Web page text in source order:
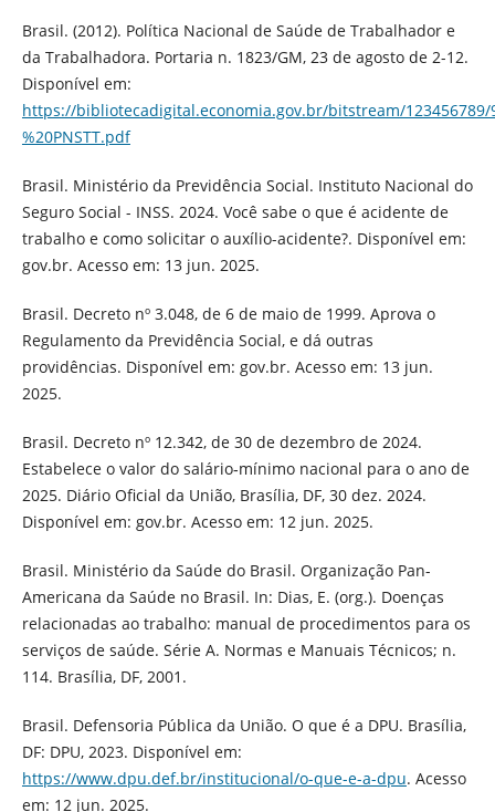
Brasil. (2012). Política Nacional de Saúde de Trabalhador e
da Trabalhadora. Portaria n. 1823/GM, 23 de agosto de 2-12.
Disponível em:
https://bibliotecadigital.economia.gov.br/bitstream/123456789/
%20PNSTT.pdf
Brasil. Ministério da Previdência Social. Instituto Nacional do
Seguro Social - INSS. 2024. Você sabe o que é acidente de
trabalho e como solicitar o auxílio-acidente?. Disponível em:
gov.br. Acesso em: 13 jun. 2025.
Brasil. Decreto nº 3.048, de 6 de maio de 1999. Aprova o
Regulamento da Previdência Social, e dá outras
providências. Disponível em: gov.br. Acesso em: 13 jun.
2025.
Brasil. Decreto nº 12.342, de 30 de dezembro de 2024.
Estabelece o valor do salário‑mínimo nacional para o ano de
2025. Diário Oficial da União, Brasília, DF, 30 dez. 2024.
Disponível em: gov.br. Acesso em: 12 jun. 2025.
Brasil. Ministério da Saúde do Brasil. Organização Pan-
Americana da Saúde no Brasil. In: Dias, E. (org.). Doenças
relacionadas ao trabalho: manual de procedimentos para os
serviços de saúde. Série A. Normas e Manuais Técnicos; n.
114. Brasília, DF, 2001.
Brasil. Defensoria Pública da União. O que é a DPU. Brasília,
DF: DPU, 2023. Disponível em:
https://www.dpu.def.br/institucional/o-que-e-a-dpu. Acesso
em: 12 jun. 2025.